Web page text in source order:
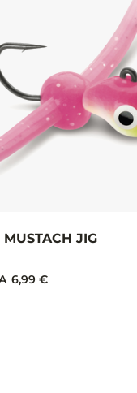
MUSTACH JIG
6,99 €